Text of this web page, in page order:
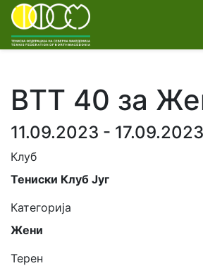
ВТТ 40 за
11.09.2023 - 17.09.2023
Клуб
Тениски Клуб Југ
Категорија
Жени
Терен